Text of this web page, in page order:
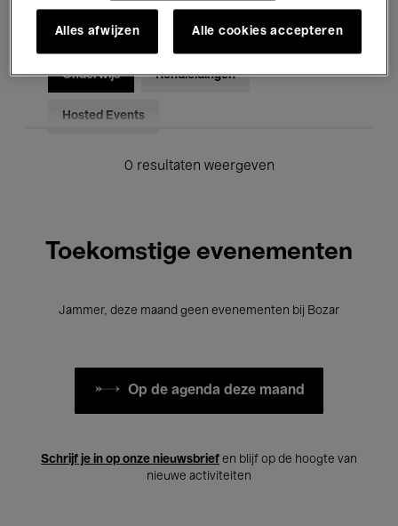
Voor iedereen Kids’ Palace
Onderwijs Rondleidingen
Hosted Events
0 resultaten weergeven
Toekomstige evenementen
Jammer, deze maand geen evenementen bij Bozar
Op de agenda deze maand
Schrijf je in op onze nieuwsbrief en blijf op de hoogte van
nieuwe activiteiten
Alles afwijzen Alle cookies accepteren